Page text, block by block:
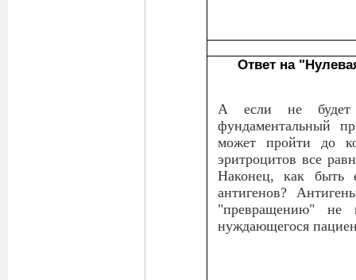
Ответ на
А если не будет
фундаментальный
может пройти до
эритроцитов все
Наконец, как быть
антигенов?
"превращению" не
нуждающегося